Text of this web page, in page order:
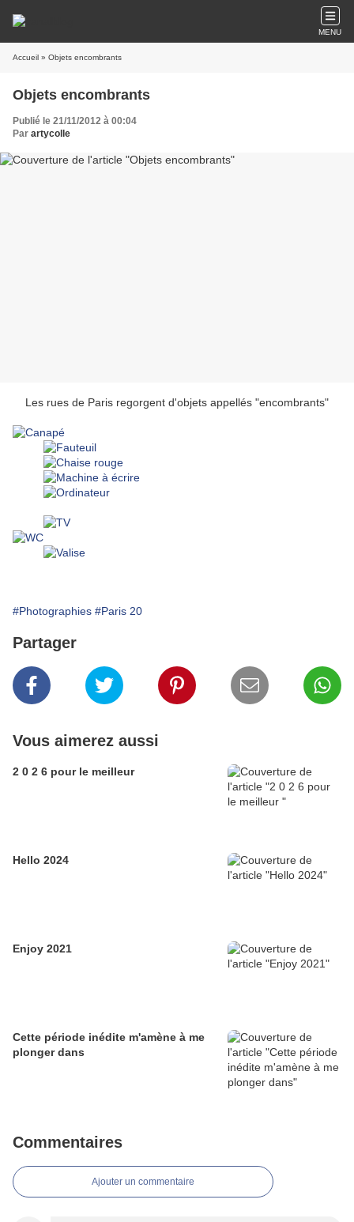
MENU
Accueil » Objets encombrants
Objets encombrants
Publié le 21/11/2012 à 00:04
Par artycolle
Les rues de Paris regorgent d'objets appellés "encombrants"
#Photographies #Paris 20
Partager
Vous aimerez aussi
2 0 2 6 pour le meilleur
Hello 2024
Enjoy 2021
Cette période inédite m'amène à me
plonger dans
Commentaires
Ajouter un commentaire